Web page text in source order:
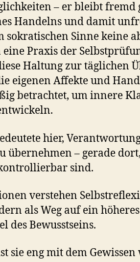
– er bleibt fremd
Handelns und damit
sokratischen Sinne keine
Praxis der
Haltung zur täglichen
eigenen Affekte und
betrachtet, um innere
hier,
übernehmen – gerade
sind.
verstehen
als Weg auf ein höheres
des Bewusstseins.
sie eng mit dem